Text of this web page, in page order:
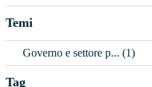
Temi
Governo e settore p... (1)
Tag